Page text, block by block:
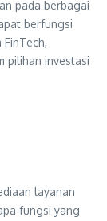
pada berbagai
berfungsi
pilihan investasi
layanan
fungsi yang